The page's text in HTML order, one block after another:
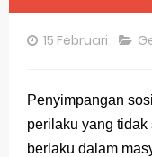
Pembahasan
Pembahasan
Pembahasan
15 Februari
Penyimpangan
perilaku yang
berlaku dalam